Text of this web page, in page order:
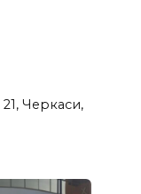
Черкаси,